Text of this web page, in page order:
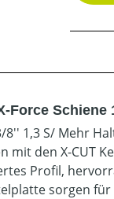
Schiene
8'' 1,3 S/ Mehr
mit den X-CUT
Profil,
sorgen